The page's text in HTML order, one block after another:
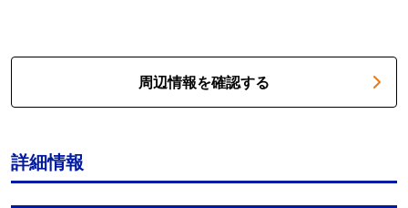
周辺情報を確認する
詳細情報